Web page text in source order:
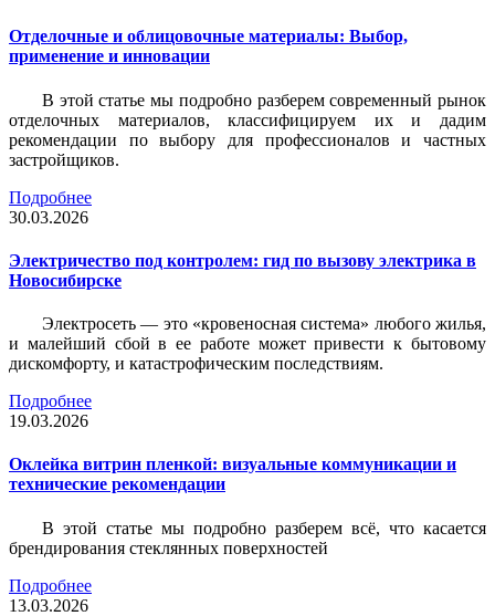
Отделочные и облицовочные материалы: Выбор,
применение и инновации
В этой статье мы подробно разберем современный рынок
отделочных материалов, классифицируем их и дадим
рекомендации по выбору для профессионалов и частных
застройщиков.
Подробнее
30.03.2026
Электричество под контролем: гид по вызову электрика в
Новосибирске
Электросеть — это «кровеносная система» любого жилья,
и малейший сбой в ее работе может привести к бытовому
дискомфорту, и катастрофическим последствиям.
Подробнее
19.03.2026
Оклейка витрин пленкой: визуальные коммуникации и
технические рекомендации
В этой статье мы подробно разберем всё, что касается
брендирования стеклянных поверхностей
Подробнее
13.03.2026